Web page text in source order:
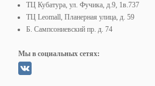
ТЦ Кубатура, ул. Фучика, д.9, 1в.737
ТЦ Leomall, Планерная улица, д. 59
Б. Сампсониевский пр. д. 74
Мы в социальных сетях: